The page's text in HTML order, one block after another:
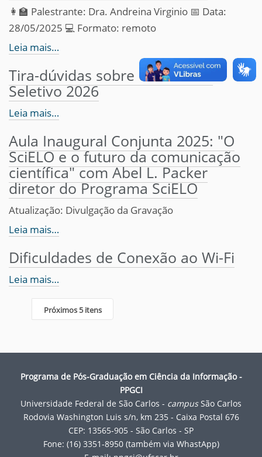
👩‍🏫 Palestrante: Dra. Andreina Virginio 📅 Data:
28/05/2025 💻 Formato: remoto
Leia mais…
Tira-dúvidas sobre o Processo
Seletivo 2026
Leia mais…
Aula Inaugural Conjunta 2025: "O
SciELO e o futuro da comunicação
científica" com Abel L. Packer
diretor do Programa SciELO
Atualização: Divulgação da Gravação
Leia mais…
Dificuldades de Conexão ao Wi-Fi
Leia mais…
Próximos 5 itens
Programa de Pós-Graduação em Ciência da Informação -
PPGCI
Universidade Federal de São Carlos - campusSão Carlos
Rodovia Washington Luis s/n, km 235 - Caixa Postal 676
CEP: 13565-905 - São Carlos - SP
Fone: (16) 3351-8950 (também via WhastApp)